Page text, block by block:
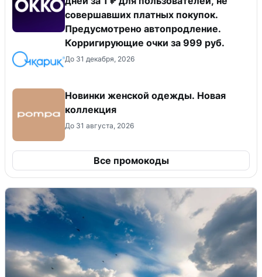
совершавших платных покупок.
Предусмотрено автопродление.
Корригирующие очки за 999 руб.
До 31 декабря, 2026
Новинки женской одежды. Новая
коллекция
До 31 августа, 2026
Все промокоды